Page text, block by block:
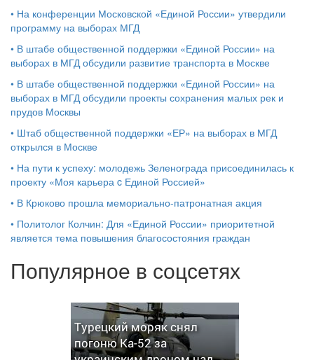
• На конференции Московской «Единой России» утвердили
программу на выборах МГД
• В штабе общественной поддержки «Единой России» на
выборах в МГД обсудили развитие транспорта в Москве
• В штабе общественной поддержки «Единой России» на
выборах в МГД обсудили проекты сохранения малых рек и
прудов Москвы
• Штаб общественной поддержки «ЕР» на выборах в МГД
открылся в Москве
• На пути к успеху: молодежь Зеленограда присоединилась к
проекту «Моя карьера c Единой Россией»
• В Крюково прошла мемориально-патронатная акция
• Политолог Колчин: Для «Единой России» приоритетной
является тема повышения благосостояния граждан
Популярное в соцсетях
Турецкий моряк снял
погоню Ка-52 за